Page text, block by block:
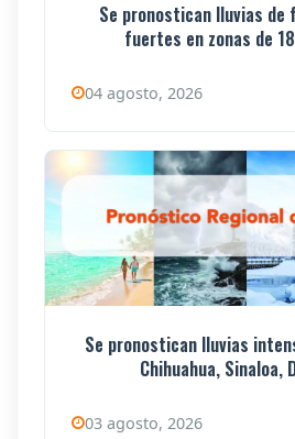
Se pronostican lluvias de
fuertes en zonas de
04 agosto, 2026
Se pronostican lluvias
Chihuahua, Sinaloa,
03 agosto, 2026